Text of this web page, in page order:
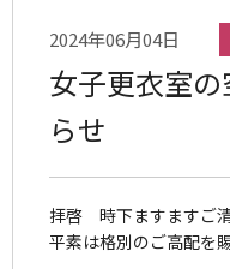
2024年06月04日
女子更衣室
らせ
拝啓 時下ますますご
平素は格別のご高配を